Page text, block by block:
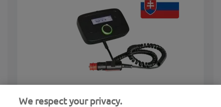
SkyToll OBU
We respect your privacy.